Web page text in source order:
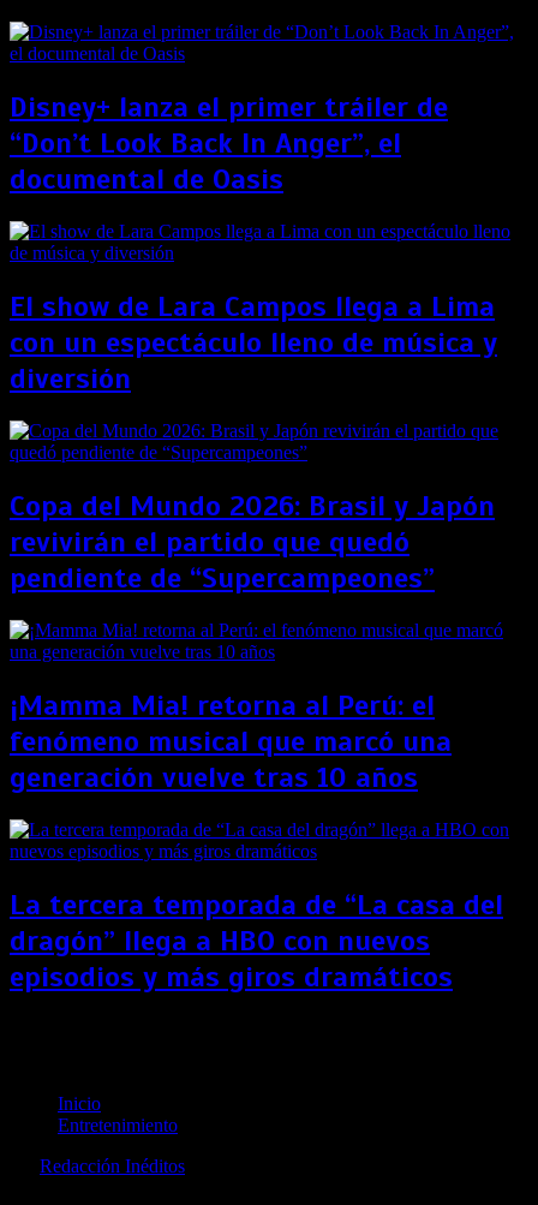
Disney+ lanza el primer tráiler de
“Don’t Look Back In Anger”, el
documental de Oasis
El show de Lara Campos llega a Lima
con un espectáculo lleno de música y
diversión
Copa del Mundo 2026: Brasil y Japón
revivirán el partido que quedó
pendiente de “Supercampeones”
¡Mamma Mia! retorna al Perú: el
fenómeno musical que marcó una
generación vuelve tras 10 años
La tercera temporada de “La casa del
dragón” llega a HBO con nuevos
episodios y más giros dramáticos
Inicio
Entretenimiento
Redacción Inéditos